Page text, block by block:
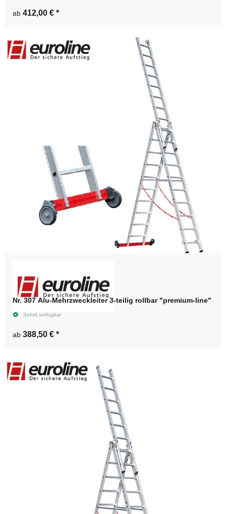
ab 412,00 € *
Nr. 307 Alu-Mehrzweckleiter 3-teilig rollbar "premium-line"
Sofort verfügbar
ab 388,50 € *